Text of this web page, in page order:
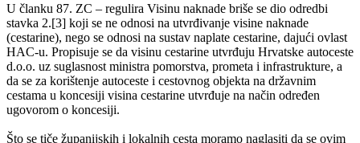
U članku 87. ZC – regulira Visinu naknade briše se dio odredbi
stavka 2.[3] koji se ne odnosi na utvrđivanje visine naknade
(cestarine), nego se odnosi na sustav naplate cestarine, dajući ovlast
HAC-u. Propisuje se da visinu cestarine utvrđuju Hrvatske autoceste
d.o.o. uz suglasnost ministra pomorstva, prometa i infrastrukture, a
da se za korištenje autoceste i cestovnog objekta na državnim
cestama u koncesiji visina cestarine utvrđuje na način određen
ugovorom o koncesiji.
Što se tiče županijskih i lokalnih cesta moramo naglasiti da se ovim